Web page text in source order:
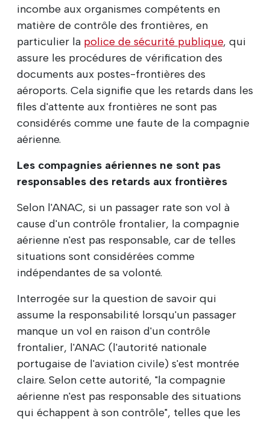
incombe aux organismes compétents en
matière de contrôle des frontières, en
particulier la police de sécurité publique, qui
assure les procédures de vérification des
documents aux postes-frontières des
aéroports. Cela signifie que les retards dans les
files d'attente aux frontières ne sont pas
considérés comme une faute de la compagnie
aérienne.
Les compagnies aériennes ne sont pas
responsables des retards aux frontières
Selon l'ANAC, si un passager rate son vol à
cause d'un contrôle frontalier, la compagnie
aérienne n'est pas responsable, car de telles
situations sont considérées comme
indépendantes de sa volonté.
Interrogée sur la question de savoir qui
assume la responsabilité lorsqu'un passager
manque un vol en raison d'un contrôle
frontalier, l'ANAC (l'autorité nationale
portugaise de l'aviation civile) s'est montrée
claire. Selon cette autorité, "la compagnie
aérienne n'est pas responsable des situations
qui échappent à son contrôle", telles que les